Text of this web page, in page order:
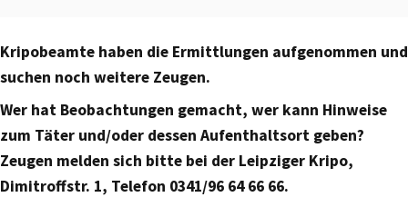
Kripobeamte haben die Ermittlungen aufgenommen und
suchen noch weitere Zeugen.
Wer hat Beobachtungen gemacht, wer kann Hinweise
zum Täter und/oder dessen Aufenthaltsort geben?
Zeugen melden sich bitte bei der Leipziger Kripo,
Dimitroffstr. 1, Telefon 0341/96 64 66 66.